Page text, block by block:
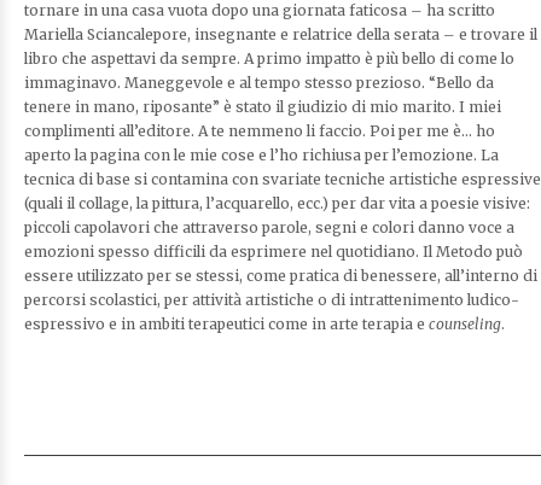
tornare in una casa vuota dopo una giornata faticosa – ha scritto
Mariella Sciancalepore, insegnante e relatrice della serata – e trovare il
libro che aspettavi da sempre. A primo impatto è più bello di come lo
immaginavo. Maneggevole e al tempo stesso prezioso. “Bello da
tenere in mano, riposante” è stato il giudizio di mio marito. I miei
complimenti all’editore. A te nemmeno li faccio. Poi per me è… ho
aperto la pagina con le mie cose e l’ho richiusa per l’emozione. La
tecnica di base si contamina con svariate tecniche artistiche espressive
(quali il collage, la pittura, l’acquarello, ecc.) per dar vita a poesie visive:
piccoli capolavori che attraverso parole, segni e colori danno voce a
emozioni spesso difficili da esprimere nel quotidiano. Il Metodo può
essere utilizzato per se stessi, come pratica di benessere, all’interno di
percorsi scolastici, per attività artistiche o di intrattenimento ludico-
espressivo e in ambiti terapeutici come in arte terapia e counseling.